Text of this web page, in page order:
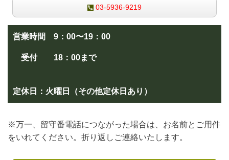
03-5936-9219
営業時間 9：00〜19：00
受付18：00まで
定休日：火曜日（その他定休日あり）
※万一、留守番電話につながった場合は、お名前とご用件
をいれてください。折り返しご連絡いたします。